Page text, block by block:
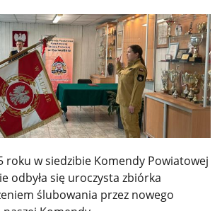
roku w siedzibie Komendy Powiatowej
odbyła się uroczysta zbiórka
ślubowania przez nowego